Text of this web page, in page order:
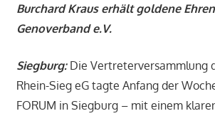
Burchard Kraus erhält goldene
Genoverband e.V.
Siegburg:Die Vertreterversammlung
Rhein-Sieg eG tagte Anfang der
FORUM in Siegburg – mit einem